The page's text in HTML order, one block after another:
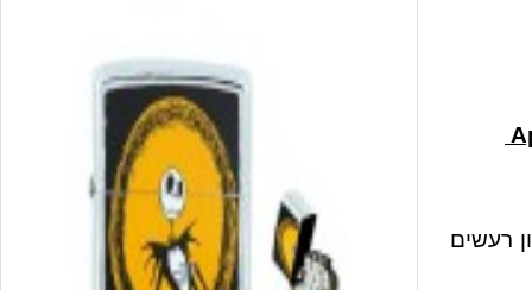
רעשים